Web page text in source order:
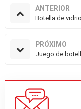
ANTERIOR
Botella de
PRÓXIMO
Juego de